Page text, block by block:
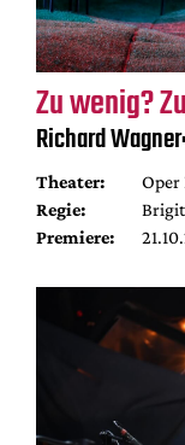
Zu wenig?
Richard
Theater:
Oper
Regie:
Premiere: